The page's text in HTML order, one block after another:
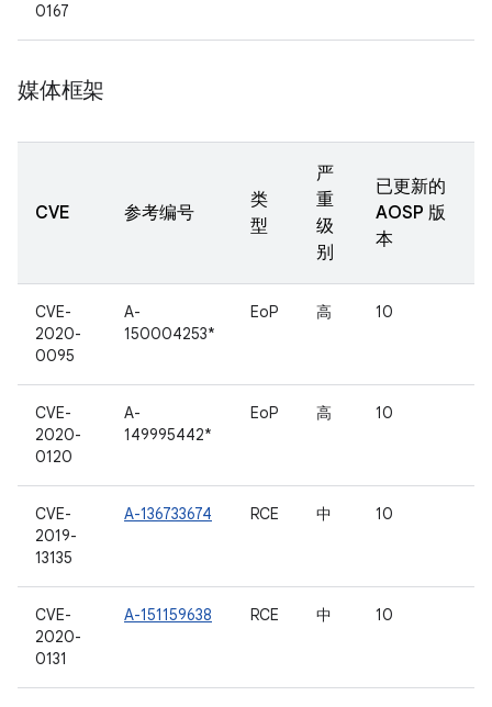
0167
媒体框架
CVE 参考编号
类
型
严
重
级
别
已更新的
AOSP 版
本
CVE-
2020-
0095
A-
150004253*
EoP 高 10
CVE-
2020-
0120
A-
149995442*
EoP 高 10
CVE-
2019-
13135
A-136733674 RCE 中 10
CVE-
2020-
0131
A-151159638 RCE 中 10